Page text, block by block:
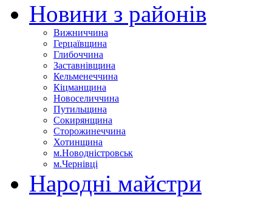
Новини з районів
Вижниччина
Герцаївщина
Глибоччина
Заставнівщина
Кельменеччина
Кіцманщина
Новоселиччина
Путильщина
Сокирянщина
Сторожинеччина
Хотинщина
м.Новодністровськ
м.Чернівці
Народні майстри